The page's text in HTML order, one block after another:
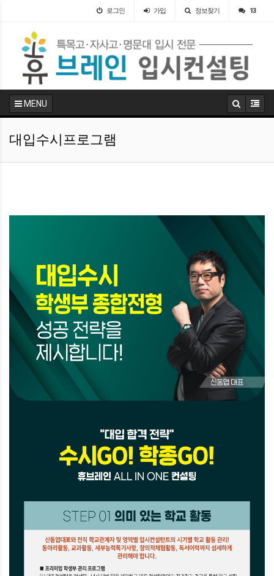
로그인 가입 정보찾기 13
MENU
대입수시프로그램